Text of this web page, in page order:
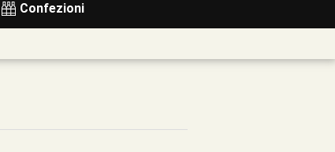
Confezioni